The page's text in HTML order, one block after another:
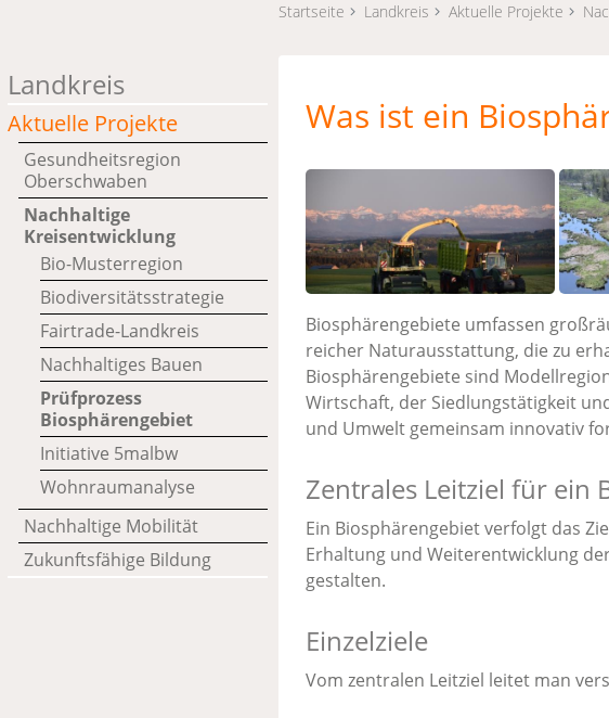
Startseite Landkreis Aktuelle Projekte
Landkreis
Aktuelle Projekte
Gesundheitsregion
Oberschwaben
Nachhaltige
Kreisentwicklung
Bio-Musterregion
Biodiversitätsstrategie
Fairtrade-Landkreis
Nachhaltiges Bauen
Prüfprozess
Biosphärengebiet
Initiative 5malbw
Wohnraumanalyse
Nachhaltige Mobilität
Zukunftsfähige Bildung
Was ist ein
Biosphärengebiete umfassen
reicher Naturausstattung, die zu
Biosphärengebiete sind
Wirtschaft, der Siedlungstätigkeit
und Umwelt gemeinsam innovativ
Zentrales Leitziel für ein
Ein Biosphärengebiet verfolgt das
Erhaltung und Weiterentwicklung
gestalten.
Einzelziele
Vom zentralen Leitziel leitet man